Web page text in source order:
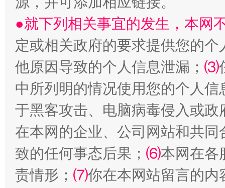
全民健身五年计划来了！等你上场
●就下列相关事宜的发生，本网
定或相关政府的要求提供您的个
他原因导致的个人信息泄漏； ⑶
中所列明的情况使用您的个人
于黑客攻击、电脑病毒侵入或
在本网的企业、公司网站和共
致的任何事态后果； ⑹本网在各
责情形； ⑺你在本网站留言的内